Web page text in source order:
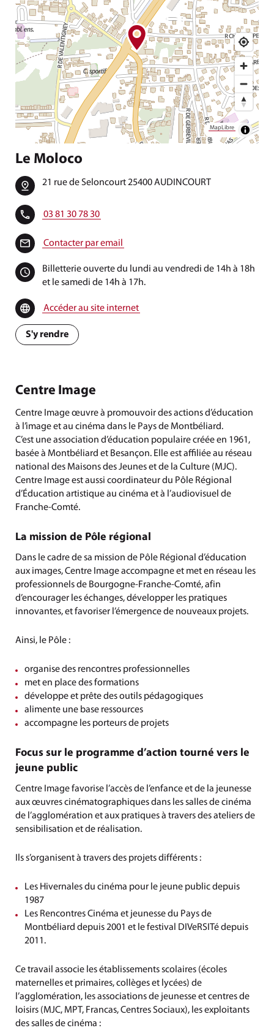
MapLibre
Le Moloco
21 rue de Seloncourt 25400 AUDINCOURT
03 81 30 78 30
Contacter par email
Billetterie ouverte du lundi au vendredi de 14h à 18h
et le samedi de 14h à 17h.
Accéder au site internet
S'y rendre
Centre Image
Centre Image œuvre à promouvoir des actions d’éducation
à l’image et au cinéma dans le Pays de Montbéliard.
C’est une association d’éducation populaire créée en 1961,
basée à Montbéliard et Besançon. Elle est affiliée au réseau
national des Maisons des Jeunes et de la Culture (MJC).
Centre Image est aussi coordinateur du Pôle Régional
d’Éducation artistique au cinéma et à l’audiovisuel de
Franche-Comté.
La mission de Pôle régional
Dans le cadre de sa mission de Pôle Régional d’éducation
aux images, Centre Image accompagne et met en réseau les
professionnels de Bourgogne-Franche-Comté, afin
d’encourager les échanges, développer les pratiques
innovantes, et favoriser l’émergence de nouveaux projets.
Ainsi, le Pôle :
organise des rencontres professionnelles
met en place des formations
développe et prête des outils pédagogiques
alimente une base ressources
accompagne les porteurs de projets
Focus sur le programme d’action tourné vers le
jeune public
Centre Image favorise l’accès de l’enfance et de la jeunesse
aux œuvres cinématographiques dans les salles de cinéma
de l’agglomération et aux pratiques à travers des ateliers de
sensibilisation et de réalisation.
Ils s’organisent à travers des projets différents :
Les Hivernales du cinéma pour le jeune public depuis
1987
Les Rencontres Cinéma et jeunesse du Pays de
Montbéliard depuis 2001 et le festival DIVeRSITé depuis
2011.
Ce travail associe les établissements scolaires (écoles
maternelles et primaires, collèges et lycées) de
l’agglomération, les associations de jeunesse et centres de
loisirs (MJC, MPT, Francas, Centres Sociaux), les exploitants
des salles de cinéma :